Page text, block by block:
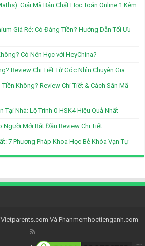
Giải Mã Bản Chất Học Toán Online 1 Kèm
Giá Rẻ: Có Đáng Tiền? Hướng Dẫn Tối Ưu
Có Nên Học với HeyChina?
Review Chi Tiết Từ Góc Nhìn Chuyên Gia
Không? Review Chi Tiết & Cách Săn Mã
Tại Nhà: Lộ Trình 0-HSK4 Hiệu Quả Nhất
Người Mới Bắt Đầu Review Chi Tiết
7 Phương Pháp Khoa Học Bẻ Khóa Vạn Tự
Vietparents.com Và Phanmemhoctienganh.com